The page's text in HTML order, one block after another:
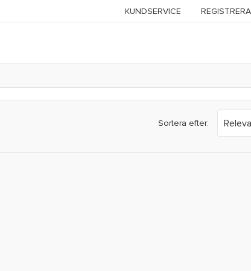
KUNDSERVICE
Sortera efter: